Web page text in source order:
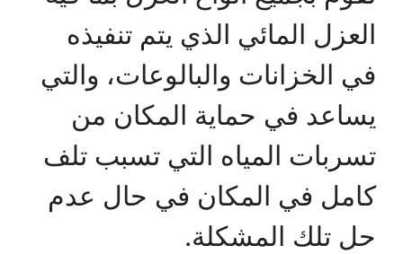
العزل المائي الذي يتم تنفيذه
في الخزانات والبالوعات، والتي
يساعد في حماية المكان من
تسربات المياه التي تسبب تلف
كامل في المكان في حال عدم
حل تلك المشكلة.